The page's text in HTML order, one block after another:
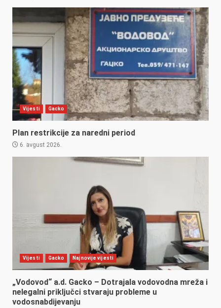
Vijesti Gacko
Plan restrikcije za naredni period
6. avgust 2026.
Vijesti Gacko Najnovije vijesti
„Vodovod“ a.d. Gacko – Dotrajala vodovodna mreža i
nelegalni priključci stvaraju probleme u
vodosnabdijevanju